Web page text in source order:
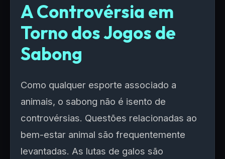
A Controvérsia em
Torno dos Jogos de
Sabong
Como qualquer esporte associado a
animais, o sabong não é isento de
controvérsias. Questões relacionadas ao
bem-estar animal são frequentemente
levantadas. As lutas de galos são